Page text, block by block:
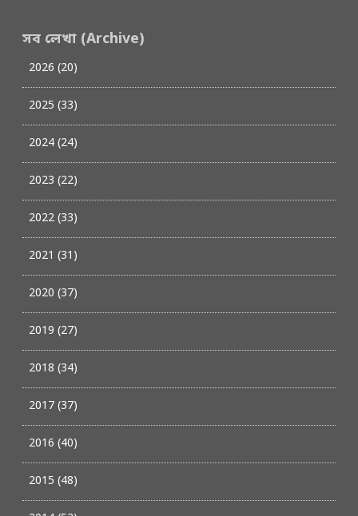
সব লেখা (Archive)
2026 (20)
2025 (33)
2024 (24)
2023 (22)
2022 (33)
2021 (31)
2020 (37)
2019 (27)
2018 (34)
2017 (37)
2016 (40)
2015 (48)